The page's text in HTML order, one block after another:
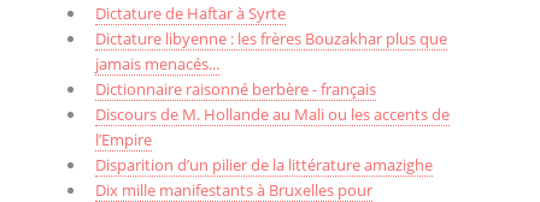
Dictature de Haftar à Syrte
Dictature libyenne : les frères Bouzakhar plus que
jamais menacés...
Dictionnaire raisonné berbère - français
Discours de M. Hollande au Mali ou les accents de
l’Empire
Disparition d’un pilier de la littérature amazighe
Dix mille manifestants à Bruxelles pour